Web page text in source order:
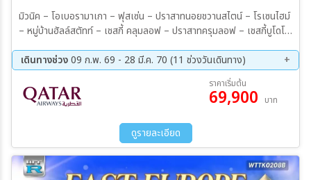
มิวนิค – โอเบอรามาเกา – ฟุสเซ่น – ปราสาทนอยชวานสไตน์ – โรเซนไฮม์
– หมู่บ้านฮัลล์สตัทท์ – เชสกี้ คลุมลอฟ – ปราสาทครุมลอฟ – เชสกี้บูโดโจ
หอนาฬิกาดาราศาสตร์ – จัตุรัสเมืองเก่า – เมืองบราติสลาวา – กรุง
บูดาเปสต์ – ล่องเรือแม่น้ำดานูบ – คาสเซิลฮิลล์ – ป้อมฟิชเชอร์แมนบาส
เตียน – ฮีโร่สแควร์ – กรุงเวียนนา – พระราชวังเชินบรุนน์ – สวนสา
ธารณะสตัดปาร์ค – ถนนคาร์ทเนอร์ – โบสถ์เซนต์สตีเฟน เมนูพิเศษ !! ขา
หมูอบสไตล์เวียนนา - ดินเนอร์ล่องเรือแม่น้ำดานูบ
เดินทางช่วง09 ก.พ. 69 - 28 มี.ค. 70 (11 ช่วงวันเดินทาง)
26 ก.ย. 69 - 03 ต.ค. 69
02 ต.ค. 69 - 09 ต.ค. 69
18 ต.ค. 69 - 25 ต.ค. 69
22 ต.ค. 69 - 29 ต.ค. 69
31 ต.ค. 69 - 07 พ.ย. 69
03 ธ.ค. 69 - 10 ธ.ค. 69
13 ก.พ. 70 - 20 ก.พ. 70
21 มี.ค 70 - 28 มี.ค 70
ราคาเริ่มต้น
69,900 บาท
ดูรายละเอียด